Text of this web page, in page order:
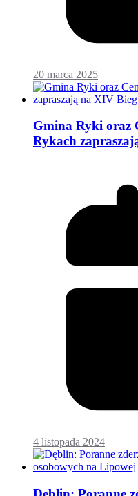
20 marca 2025
Gmina Ryki oraz
Rykach
4 listopada 2024